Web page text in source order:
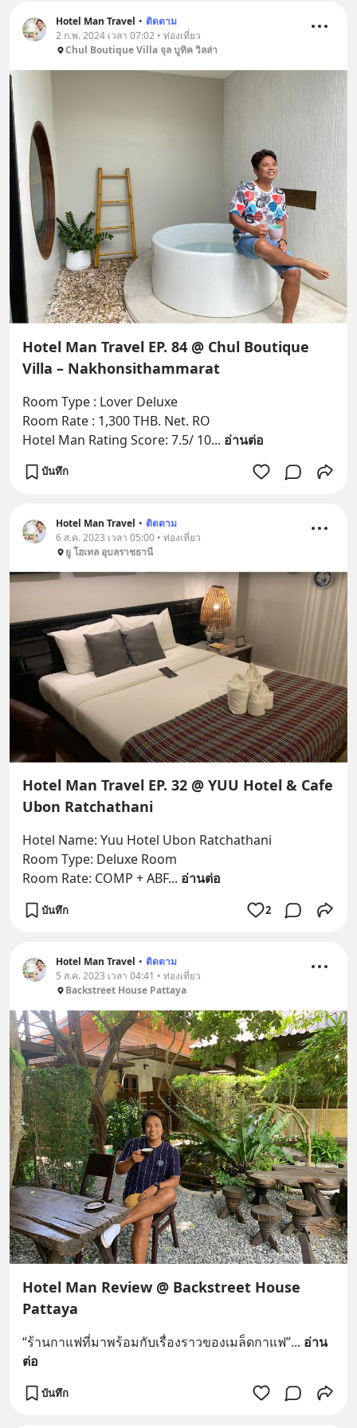
Hotel Man Travel • ติดตาม
2 ก.พ. 2024 เวลา 07:02 • ท่องเที่ยว
Chul Boutique Villa จุล บูทิค วิลล่า
Hotel Man Travel EP. 84 @ Chul Boutique
Villa – Nakhonsithammarat
Room Type : Lover Deluxe
Room Rate : 1,300 THB. Net. RO
Hotel Man Rating Score: 7.5/ 10... อ่านต่อ
บันทึก
Hotel Man Travel • ติดตาม
6 ส.ค. 2023 เวลา 05:00 • ท่องเที่ยว
ยู โฮเทล อุบลราชธานี
Hotel Man Travel EP. 32 @ YUU Hotel & Cafe
Ubon Ratchathani
Hotel Name: Yuu Hotel Ubon Ratchathani
Room Type: Deluxe Room
Room Rate: COMP + ABF... อ่านต่อ
บันทึก 2
Hotel Man Travel • ติดตาม
5 ส.ค. 2023 เวลา 04:41 • ท่องเที่ยว
Backstreet House Pattaya
Hotel Man Review @ Backstreet House
Pattaya
“ร้านกาแฟที่มาพร้อมกับเรื่องราวของเมล็ดกาแฟ”... อ่าน
ต่อ
บันทึก